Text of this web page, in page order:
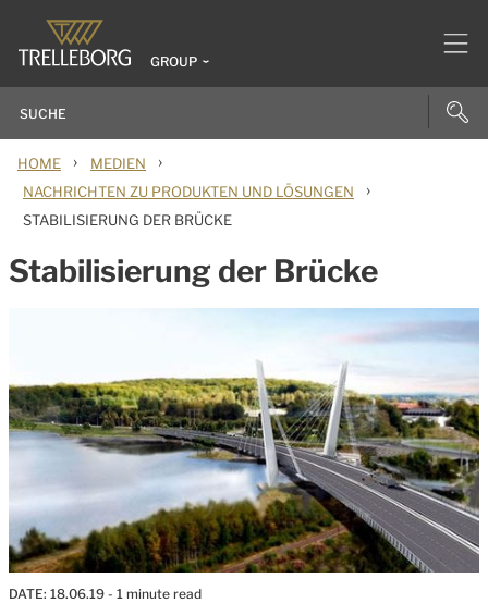
GROUP
HOME › MEDIEN ›
NACHRICHTEN ZU PRODUKTEN UND LÖSUNGEN ›
STABILISIERUNG DER BRÜCKE
Stabilisierung der Brücke
DATE: 18.06.19 - 1 minute read